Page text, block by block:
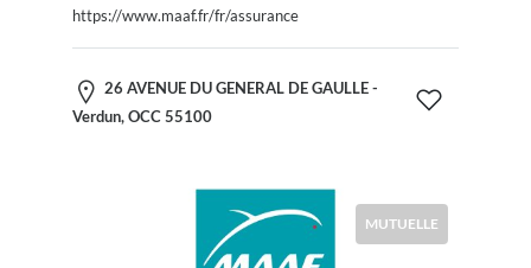
https://www.maaf.fr/fr/assurance
26 AVENUE DU GENERAL DE GAULLE -
Verdun, OCC 55100
MUTUELLE